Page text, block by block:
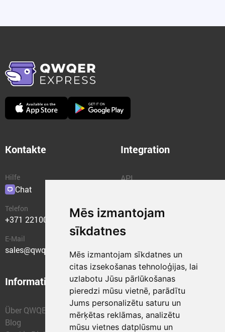
Mēs izmantojam
sīkdatnes
Mēs izmantojam sīkdatnes un
citas izsekošanas tehnoloģijas, lai
uzlabotu Jūsu pārlūkošanas
pieredzi mūsu vietnē, parādītu
Jums personalizētu saturu un
mērķētas reklāmas, analizētu
mūsu vietnes datplūsmu un
Kontakte
Hilfe
Chat
Telefon
+371 22100400
E-Mail
sales@qwqer.eu
Integration
API
Information
Über QWQER
Blog
Struktureinheiten
QWQER Express
QWQER PRO Global